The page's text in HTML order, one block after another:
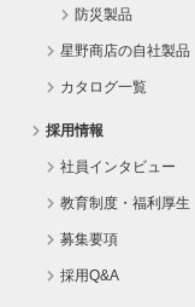
防災製品
星野商店の自社製品
カタログ一覧
採用情報
社員インタビュー
教育制度・福利厚生
募集要項
採用Q&A